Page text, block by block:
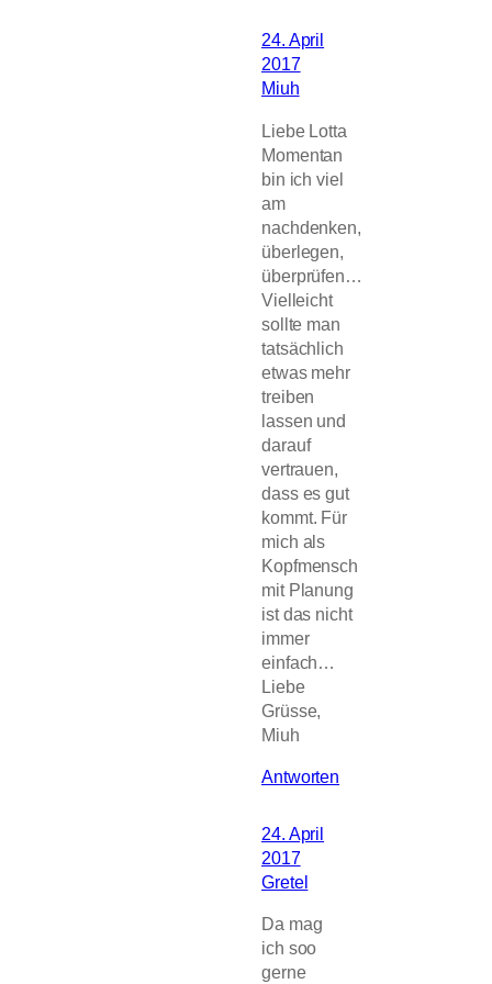
24. April
2017
Miuh
Liebe Lotta
Momentan
bin ich viel
am
nachdenken,
überlegen,
überprüfen…
Vielleicht
sollte man
tatsächlich
etwas mehr
treiben
lassen und
darauf
vertrauen,
dass es gut
kommt. Für
mich als
Kopfmensch
mit Planung
ist das nicht
immer
einfach…
Liebe
Grüsse,
Miuh
Antworten
24. April
2017
Gretel
Da mag
ich soo
gerne